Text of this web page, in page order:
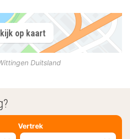
op kaart
Duitsland
Vertrek